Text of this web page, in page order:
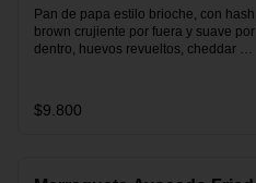
Pan de papa estilo brioche, con hash
brown crujiente por fuera y suave por
dentro, huevos revueltos, cheddar
partir el día en modo desayuno buffet.
$9.800